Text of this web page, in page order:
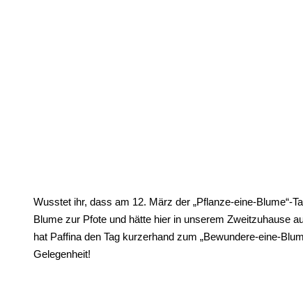
Wusstet ihr, dass am 12. März der „Pflanze-eine-Blume“-
Blume zur Pfote und hätte hier in unserem Zweitzuhause
hat Paffina den Tag kurzerhand zum „Bewundere-eine-
Gelegenheit!